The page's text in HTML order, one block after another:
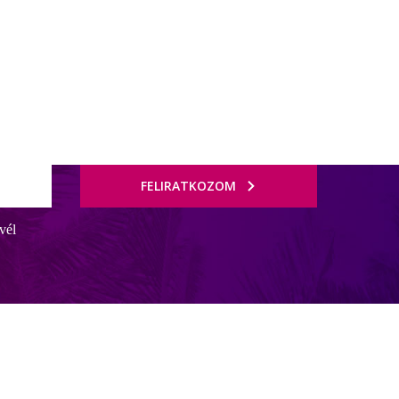
(felár ellenében). A legközelebbi város Giardini Naxos. A
meg a szállodától: Etna, Parco dei Nebrodi, Taormina, Catania és
FELIRATKOZOM